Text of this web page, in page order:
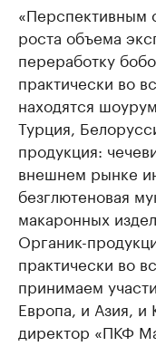
«Перспективным
роста объема
переработку
практически во
находятся
Турция,
продукция:
внешнем рынке
безглютеновая
макаронных
Органик-
практически во
принимаем
Европа, и Азия, и
директор «ПКФ